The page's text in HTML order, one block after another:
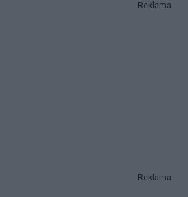
Reklama
Reklama